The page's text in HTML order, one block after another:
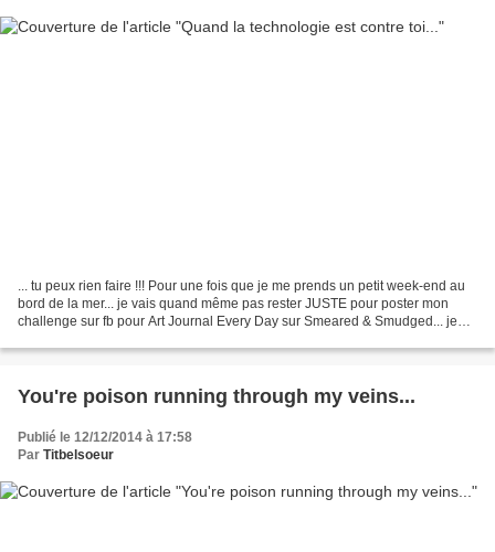
... tu peux rien faire !!! Pour une fois que je me prends un petit week-end au
bord de la mer... je vais quand même pas rester JUSTE pour poster mon
challenge sur fb pour Art Journal Every Day sur Smeared & Smudged... je
You're poison running through my veins...
Publié le 12/12/2014 à 17:58
Par Titbelsoeur